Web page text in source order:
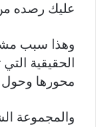
عليك رصده
وهذا سبب
الحقيقية
محورها
والمجموعة